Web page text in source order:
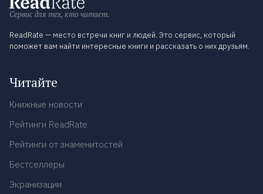
Сервис для тех, кто читает.
ReadRate — место встречи книг и людей. Это сервис, который
поможет вам найти интересные книги и рассказать о них друзьям.
Читайте
Книжные новости
Рейтинги ReadRate
Рейтинги от знаменитостей
Бестселлеры
Экранизации